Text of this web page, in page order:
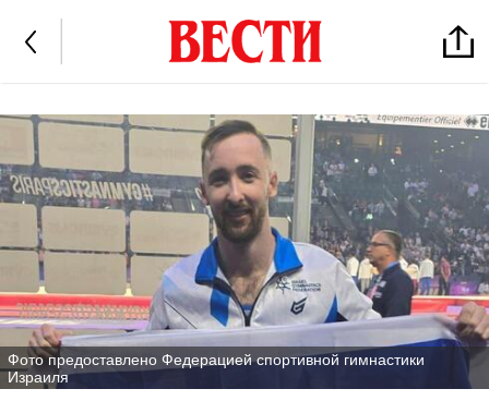
Фото предоставлено Федерацией спортивной гимнастики
Израиля